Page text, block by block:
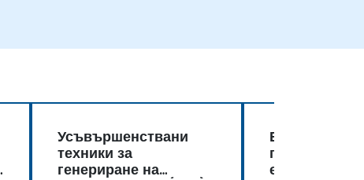
Усъвършенствани
техники за
генериране на
Въведение в
естествен